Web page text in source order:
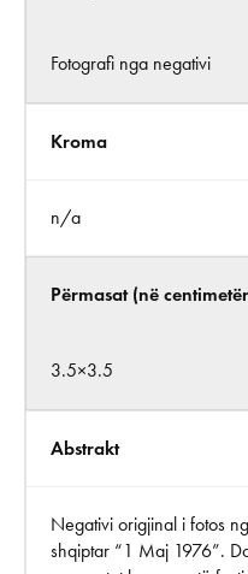
Fotografi nga negativi
Kroma
n/a
Përmasat (në
3.5×3.5
Abstrakt
Negativi origjinal i fotos
shqiptar “1 Maj 1976”.